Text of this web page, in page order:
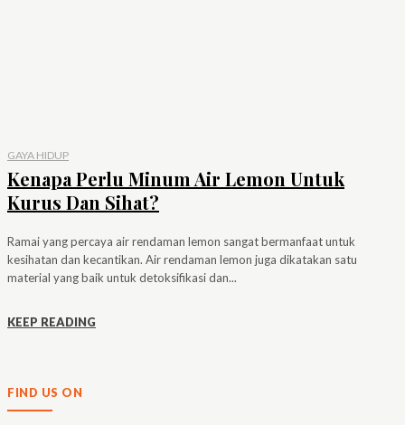
GAYA HIDUP
Kenapa Perlu Minum Air Lemon Untuk
Kurus Dan Sihat?
Ramai yang percaya air rendaman lemon sangat bermanfaat untuk
kesihatan dan kecantikan. Air rendaman lemon juga dikatakan satu
material yang baik untuk detoksifikasi dan...
KEEP READING
FIND US ON